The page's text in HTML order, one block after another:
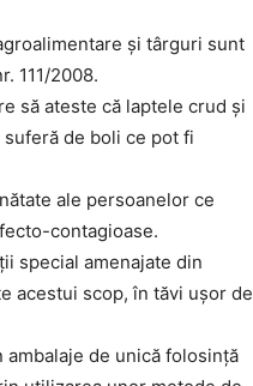
și târguri sunt
111/2008.
să ateste că laptele crud și
de boli ce pot fi
ale persoanelor ce
contagioase.
special amenajate din
acestui scop, în tăvi ușor de
de unică folosință